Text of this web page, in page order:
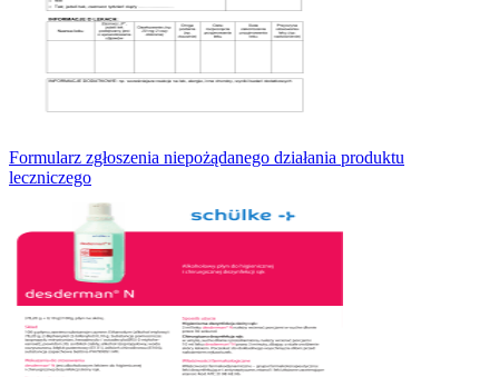
Formularz zgłoszenia niepożądanego działania produktu
leczniczego